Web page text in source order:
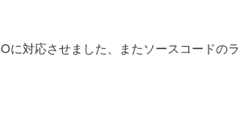
に対応させました、またソースコードの